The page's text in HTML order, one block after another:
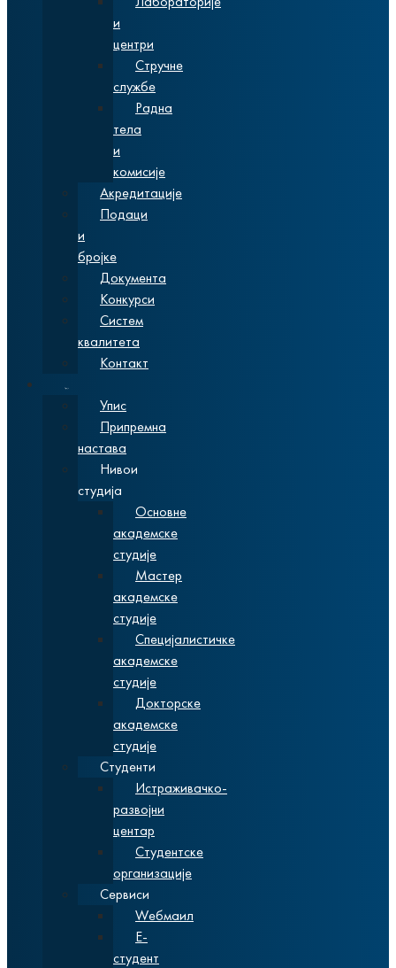
и
центри
Стручне
службе
Радна
тела
и
комисије
Акредитације
Подаци
и
бројке
Документа
Конкурси
Систем
квалитета
Контакт
Упис
Припремна
настава
Нивои
студија
Основне
академске
студије
Мастер
академске
студије
Специјалистичке
академске
студије
Докторске
академске
студије
Студенти
Истраживачко-
развојни
центар
Студентске
организације
Сервиси
Wебмаил
Е-
студент